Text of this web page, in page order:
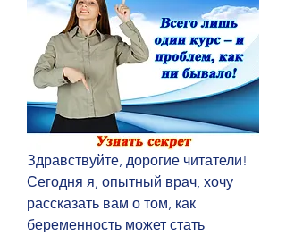
Здравствуйте, дорогие читатели!
Сегодня я, опытный врач, хочу
рассказать вам о том, как
беременность может стать